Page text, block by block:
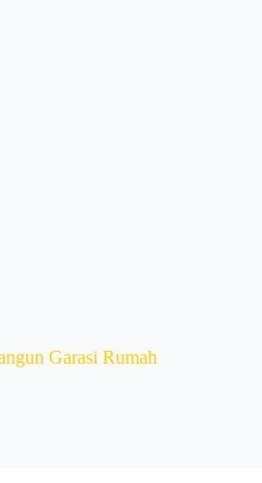
Garasi Rumah